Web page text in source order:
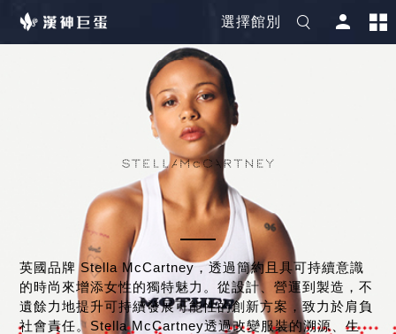
選擇館別
英國品牌 Stella McCartney，透過簡約且具可持續意識
的時尚來增添女性的獨特魅力。從設計、營運到製造，不
遺餘力地提升可持續發展可能性的創新方案，致力於肩負
社會責任。Stella McCartney透過改變服裝的溯源、生